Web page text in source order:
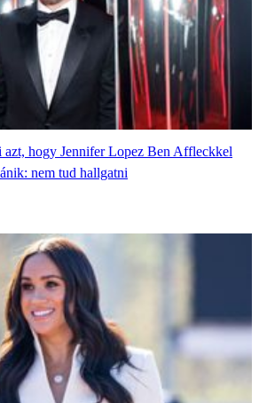
hogy Jennifer Lopez Ben Affleckkel
nem tud hallgatni